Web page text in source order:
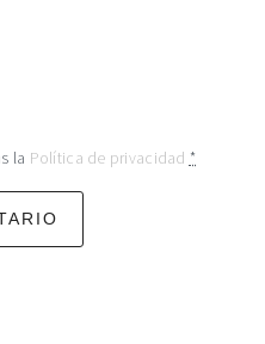
la Política de privacidad *